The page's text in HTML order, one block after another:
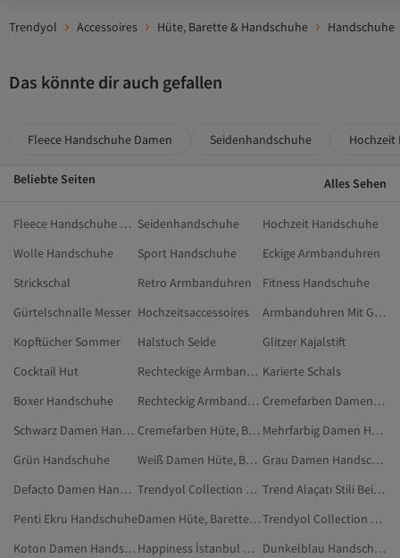
Trendyol Accessoires Hüte, Barette & Handschuhe Handschuhe
Das könnte dir auch gefallen
Fleece Handschuhe Damen Seidenhandschuhe Hochzeit
Beliebte Seiten Alles Sehen
Fleece Handschuhe Damen Seidenhandschuhe
Hochzeit Handschuhe
Wolle Handschuhe
Sport Handschuhe
Eckige Armbanduhren
Strickschal
Retro Armbanduhren
Fitness Handschuhe
Gürtelschnalle Messer Hochzeitsaccessoires
Armbanduhren Mit Großen Zahlen
Kopftücher Sommer
Halstuch Seide
Glitzer Kajalstift
Cocktail Hut
Rechteckige Armbanduhren Karierte Schals
Boxer Handschuhe
Rechteckig Armbanduhren
Cremefarben Damen Hüte, Barette & Handschuhe
Schwarz Damen Handschuhe
Cremefarben Hüte, Barette & Handschuhe
Mehrfarbig Damen Handschuhe
Grün Handschuhe
Weiß Damen Hüte, Barette & Handschuhe
Grau Damen Handschuhe
Defacto Damen Handschuhe
Trendyol Collection Schwarz Handschuhe
Trend Alaçatı Stili Beige Hüte, Barette & Handschuhe
Penti Ekru Handschuhe
Damen Hüte, Barette & Handschuhe
Trendyol Collection Beige Hüte, Barette & Handschuhe
Koton Damen Handschuhe
Happiness İstanbul Damen Hüte, Barette & Handschuhe
Dunkelblau Handschuhe